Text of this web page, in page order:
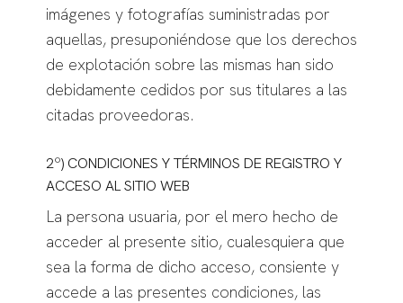
imágenes y fotografías suministradas por
aquellas, presuponiéndose que los derechos
de explotación sobre las mismas han sido
debidamente cedidos por sus titulares a las
citadas proveedoras.
2º) CONDICIONES Y TÉRMINOS DE REGISTRO Y
ACCESO AL SITIO WEB
La persona usuaria, por el mero hecho de
acceder al presente sitio, cualesquiera que
sea la forma de dicho acceso, consiente y
accede a las presentes condiciones, las